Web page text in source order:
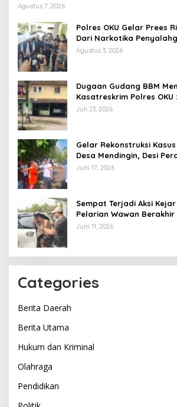
Agustus 7, 2026
Polres OKU Gelar Prees
Dari Narkotika
Hingga Kasus Korupsi
Agustus 3, 2026
Dugaan Gudang BBM
Kasatreskrim Polres OKU
Pasang Police Line
Juli 23, 2026
Gelar Rekonstruksi
Desa Mendingin, Desi
Juni 17, 2026
Sempat Terjadi Aksi
Pelarian Wawan Berakhir
Opsnal Polsek Lubuk
Juni 11, 2026
Categories
Berita Daerah
Berita Utama
Hukum dan Kriminal
Olahraga
Pendidikan